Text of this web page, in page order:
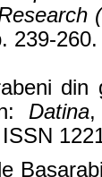
239-
Datina,